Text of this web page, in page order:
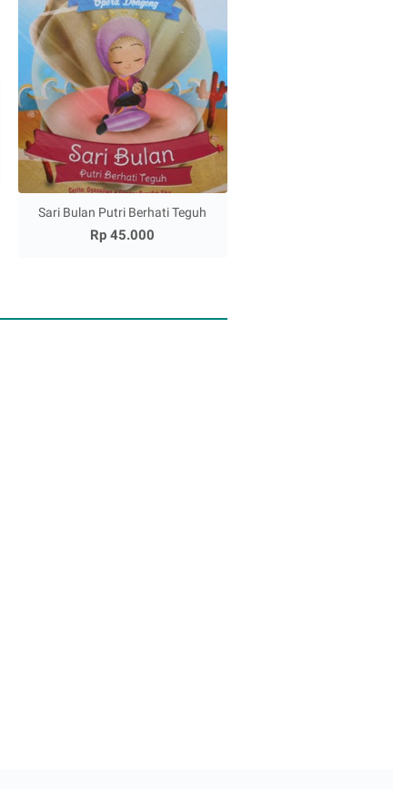
Sari Bulan Putri Berhati Teguh
Rp 45.000